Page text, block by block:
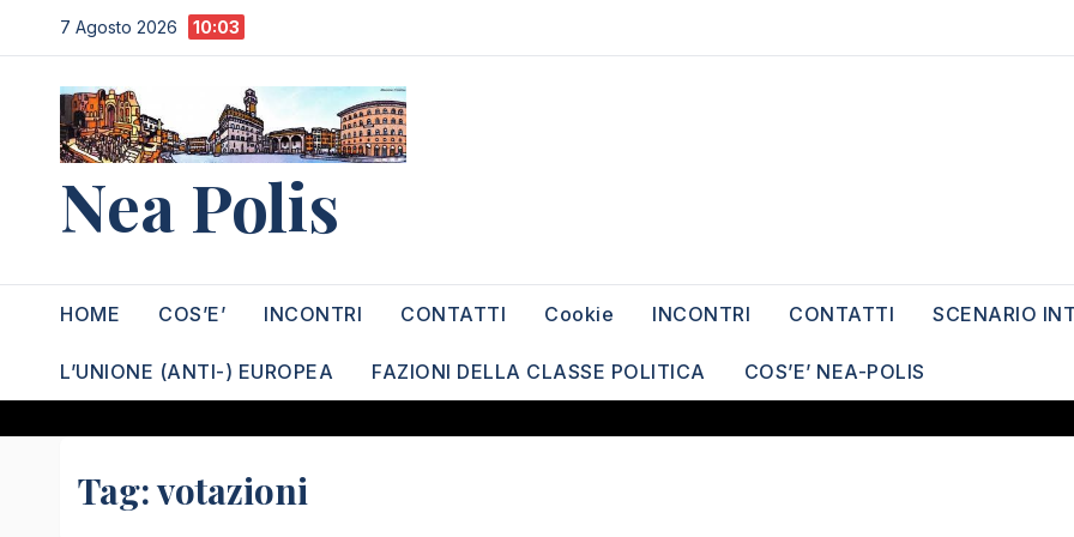
al
contenuto
7 Agosto 2026 10:03
Nea Polis
HOME COS’E’ INCONTRI CONTATTI Cookie INCONTRI CONTATTI SCENARIO
L’UNIONE (ANTI-) EUROPEA FAZIONI DELLA CLASSE POLITICA COS’E’ NEA-POLIS
Tag:votazioni